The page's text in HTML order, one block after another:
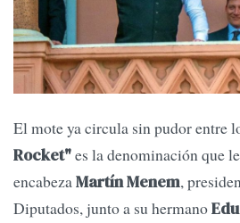
El mote ya circula sin pudor entre
Rocket"es la denominación que
encabezaMartín Menem,
Diputados, junto a su hermano